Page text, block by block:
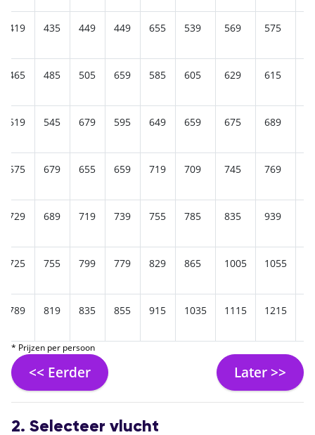
419 435 449 449 655 539 569 575
465 485 505 659 585 605 629 615
519 545 679 595 649 659 675 689
575 679 655 659 719 709 745 769
729 689 719 739 755 785 835 939
725 755 799 779 829 865 1005 1055
789 819 835 855 915 1035 1115 1215
* Prijzen per persoon
<< Eerder Later >>
2. Selecteer vlucht